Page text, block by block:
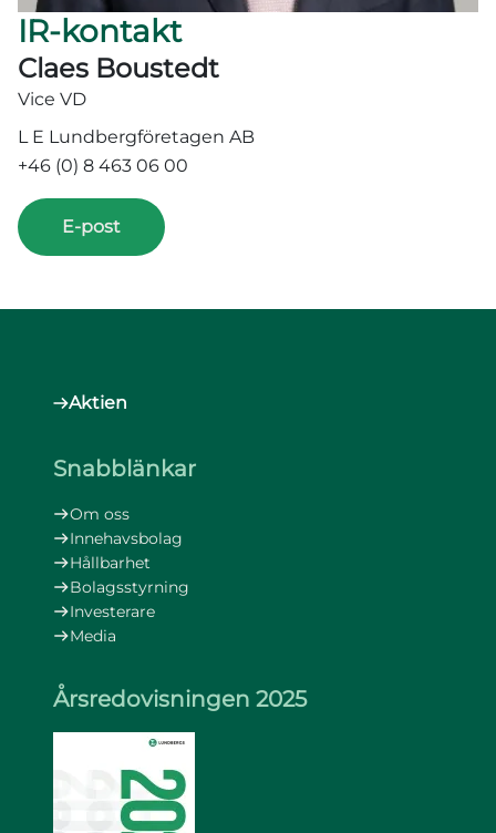
IR-kontakt
Claes Boustedt
Vice VD
L E Lundbergföretagen AB
+46 (0) 8 463 06 00
E-post
Aktien
Snabblänkar
Om oss
Innehavsbolag
Hållbarhet
Bolagsstyrning
Investerare
Media
Årsredovisningen 2025